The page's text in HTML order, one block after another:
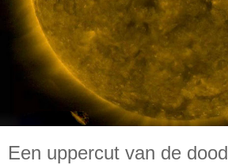
Een uppercut van de dood